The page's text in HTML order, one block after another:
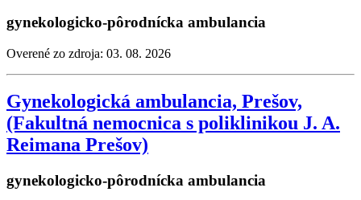
gynekologicko-pôrodnícka ambulancia
Overené zo zdroja: 03. 08. 2026
Gynekologická ambulancia, Prešov,
(Fakultná nemocnica s poliklinikou J. A.
Reimana Prešov)
gynekologicko-pôrodnícka ambulancia